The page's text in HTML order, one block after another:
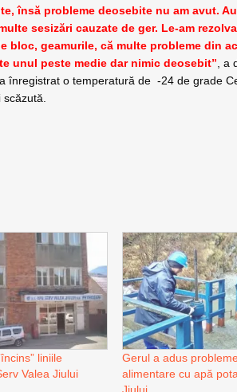
însă probleme deosebite nu am avut.
sesizări cauzate de ger. Le-am
geamurile, că multe probleme din
unul peste medie dar nimic deosebit” ,
înregistrat o temperatură de -24 de grade
liniile
Valea Jiului
Gerul a adus
alimentare cu apă
Jiului